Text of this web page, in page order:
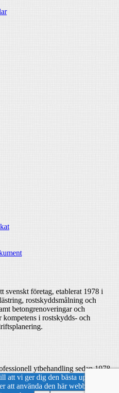
svenskt företag, etablerat 1978 i
rostskyddsmålning och
betongrenoveringar och
i rostskydds- och
ytbehandling sedan 1978
att vi ger dig den bästa upplevelsen
att använda den här webbplatsen